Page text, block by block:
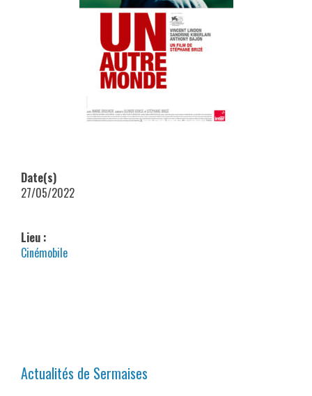
Date(s)
27/05/2022
Lieu :
Cinémobile
Actualités de Sermaises